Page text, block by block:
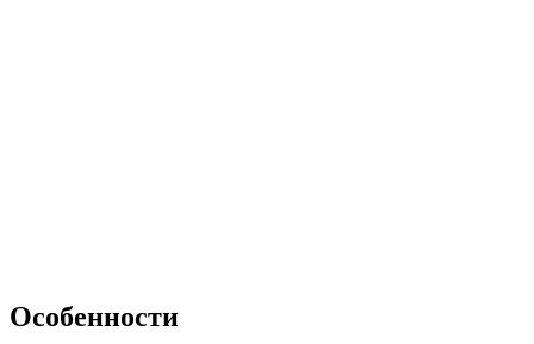
Особенности